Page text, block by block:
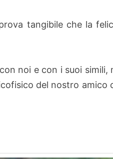
tangibile che la
noi e con i suoi
del nostro amico